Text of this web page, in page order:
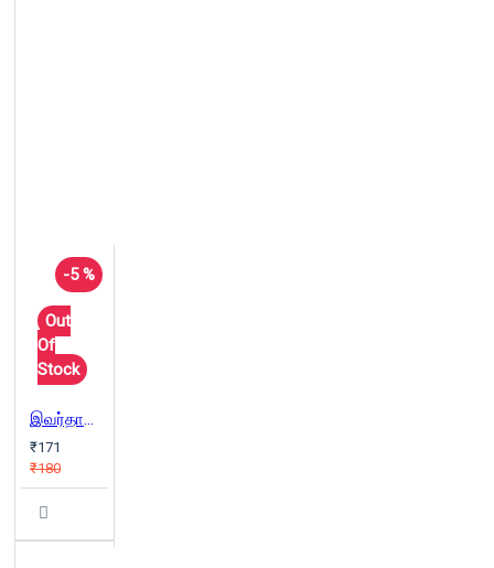
-5 %
Out
Of
Stock
இவர்தான் பெரியார்
₹171
₹180